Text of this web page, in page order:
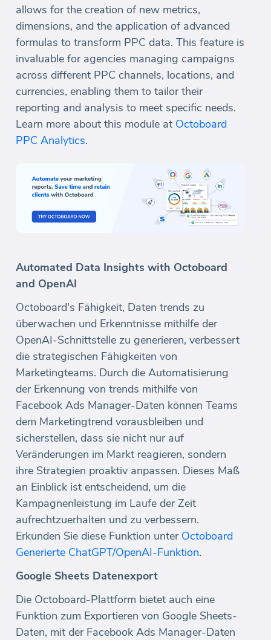
allows for the creation of new metrics,
dimensions, and the application of advanced
formulas to transform PPC data. This feature is
invaluable for agencies managing campaigns
across different PPC channels, locations, and
currencies, enabling them to tailor their
reporting and analysis to meet specific needs.
Learn more about this module at Octoboard
PPC Analytics.
Automated Data Insights with Octoboard
and OpenAI
Octoboard's Fähigkeit, Daten trends zu
überwachen und Erkenntnisse mithilfe der
OpenAI-Schnittstelle zu generieren, verbessert
die strategischen Fähigkeiten von
Marketingteams. Durch die Automatisierung
der Erkennung von trends mithilfe von
Facebook Ads Manager-Daten können Teams
dem Marketingtrend vorausbleiben und
sicherstellen, dass sie nicht nur auf
Veränderungen im Markt reagieren, sondern
ihre Strategien proaktiv anpassen. Dieses Maß
an Einblick ist entscheidend, um die
Kampagnenleistung im Laufe der Zeit
aufrechtzuerhalten und zu verbessern.
Erkunden Sie diese Funktion unter Octoboard
Generierte ChatGPT/OpenAI-Funktion.
Google Sheets Datenexport
Die Octoboard-Plattform bietet auch eine
Funktion zum Exportieren von Google Sheets-
Daten, mit der Facebook Ads Manager-Daten